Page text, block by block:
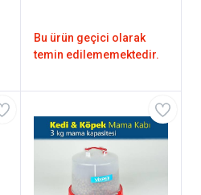
Bu ürün geçici olarak
temin edilememektedir.